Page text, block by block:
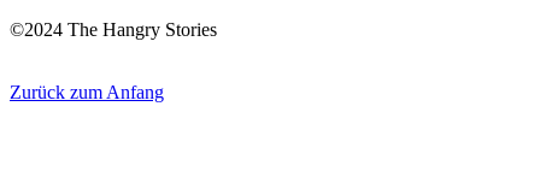
©2024 The Hangry Stories
Zurück zum Anfang